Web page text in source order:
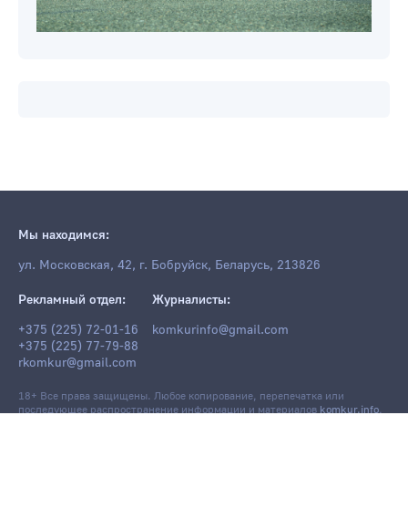
Мы находимся:
ул. Московская, 42, г. Бобруйск, Беларусь, 213826
Рекламный отдел:
+375 (225) 72-01-16
+375 (225) 77-79-88
rkomkur@gmail.com
Журналисты:
komkurinfo@gmail.com
18+ Все права защищены. Любое копирование, перепечатка или
последующее распространение информации и материаловkomkur.info,